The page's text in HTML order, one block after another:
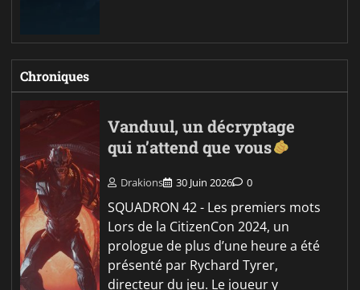
Chroniques
Vanduul, un décryptage
qui n’attend que vous
Drakions 30 Juin 2026 0
SQUADRON 42 - Les premiers mots
Lors de la CitizenCon 2024, un
prologue de plus d’une heure a été
présenté par Rychard Tyrer,
directeur du jeu. Le joueur y